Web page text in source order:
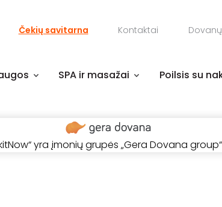
Čekių savitarna Kontaktai
SPA ir masažai Poilsis su
yra įmonių grupės „Gera Dovana